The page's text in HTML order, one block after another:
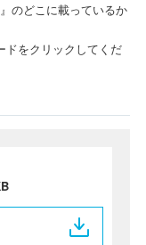
のどこに載っているか
ドをクリックしてくだ